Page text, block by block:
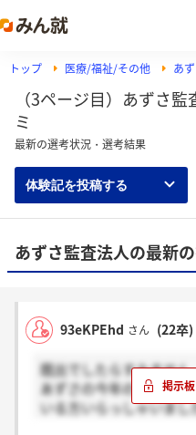
トップ 医療/福祉/その他 あ
（3ページ目）あずさ
ミ
最新の選考状況・選考結果
体験記を投稿する
あずさ監査法人の最新
93eKPEhd さん (22卒)
既出でしたらすみません
あずさの今年の面接の回
いる方いらっしゃいま